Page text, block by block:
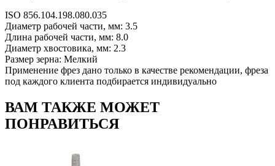
ISO 856.104.198.080.035
Диаметр рабочей части, мм: 3.5
Длина рабочей части, мм: 8.0
Диаметр хвостовика, мм: 2.3
Размер зерна: Мелкий
Применение фрез дано только в качестве рекомендации, фреза
под каждого клиента подбирается индивидуально
ВАМ ТАКЖЕ МОЖЕТ
ПОНРАВИТЬСЯ